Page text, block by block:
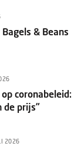
& Beans
coronabeleid:
de prijs”
2026